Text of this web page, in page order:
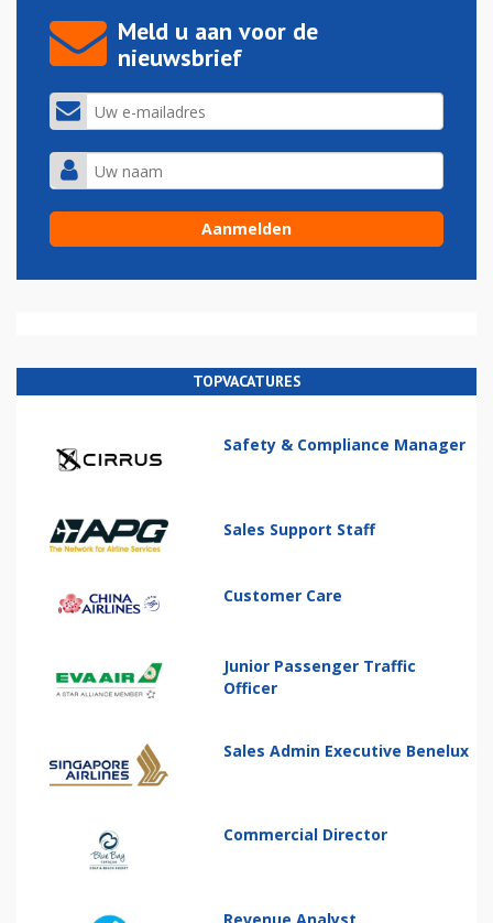
Meld u aan voor de
nieuwsbrief
TOPVACATURES
Safety & Compliance Manager
Sales Support Staff
Customer Care
Junior Passenger Traffic
Officer
Sales Admin Executive Benelux
Commercial Director